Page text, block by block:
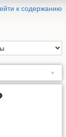
к содержанию